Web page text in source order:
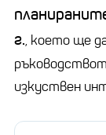
г., което ще
изкуствен